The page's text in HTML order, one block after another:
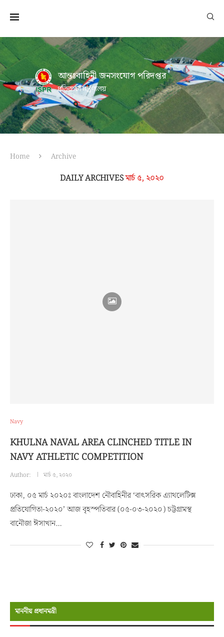
আন্তঃবাহিনী জনসংযোগ পরিদপ্তর
প্রতিরক্ষা মন্ত্রণালয়
Home Archive
DAILY ARCHIVESমার্চ ৫, ২০২০
Navy
KHULNA NAVAL AREA CLINCHED TITLE IN
NAVY ATHLETIC COMPETITION
Author: মার্চ ৫, ২০২০
ঢাকা, ০৫ মার্চ ২০২০ঃ বাংলাদেশ নৌবাহিনীর ‘বাৎসরিক এ্যাথলেটিক্স
প্রতিযোগিতা-২০২০’ আজ বৃহস্পতিবার (০৫-০৩-২০২০) চট্টগ্রামস্থ
বানৌজা ঈসাখান…
মাননীয় প্রধানমন্রী